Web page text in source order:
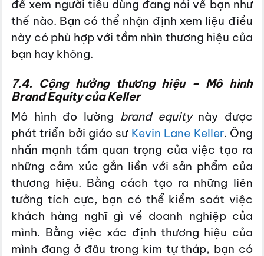
để xem người tiêu dùng đang nói về bạn như
thế nào. Bạn có thể nhận định xem liệu điều
này có phù hợp với tầm nhìn thương hiệu của
bạn hay không.
7.4. Cộng hưởng thương hiệu – Mô hình
Brand Equity của Keller
Mô hình đo lường brand equitynày được
phát triển bởi giáo sư Kevin Lane Keller. Ông
nhấn mạnh tầm quan trọng của việc tạo ra
những cảm xúc gắn liền với sản phẩm của
thương hiệu. Bằng cách tạo ra những liên
tưởng tích cực, bạn có thể kiểm soát việc
khách hàng nghĩ gì về doanh nghiệp của
mình. Bằng việc xác định thương hiệu của
mình đang ở đâu trong kim tự tháp, bạn có